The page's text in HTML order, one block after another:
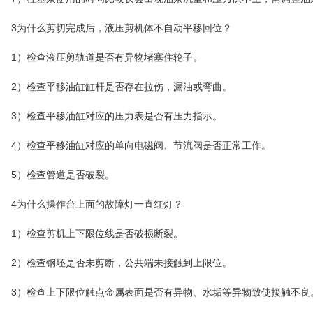
3为什么剪切完成后，液压剪机体不自动平移回位？
1）检查液压剪轨道是否有异物堵塞住轮子。
2）检查平移油缸缸杆是否存在拉伤，漏油或弯曲。
3）检查平移油缸对应的压力表是否有压力指示。
4）检查平移油缸对应的单向电磁阀、节流阀是否正常工作。
5）检查管道是否破裂。
4为什么操作台上面的故障灯一直红灯？
1）检查剪机上下限位线是否破损断裂。
2）检查钢坯是否未剪断，公共端未接触到上限位。
3）检查上下限位触点金属表面是否有异物、水垢等异物致使接触不良